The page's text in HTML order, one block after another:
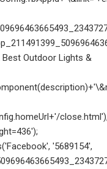
Outdoor Lights &
'5689154',